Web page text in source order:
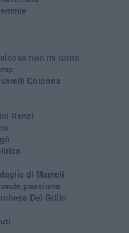
non mi torna
Colonna
Renzi
di Mameli
passione
Del Grillo